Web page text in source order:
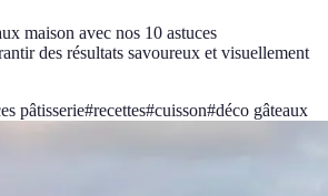
maison avec nos 10 astuces
des résultats savoureux et visuellement
pâtisserie#recettes#cuisson#déco gâteaux